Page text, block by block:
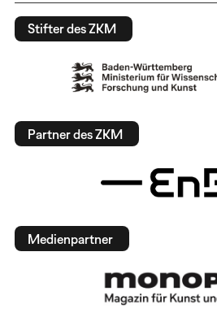
Stifter des ZKM
Partner des ZKM
Medienpartner